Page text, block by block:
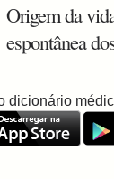
Origem da
espontânea
dicionário